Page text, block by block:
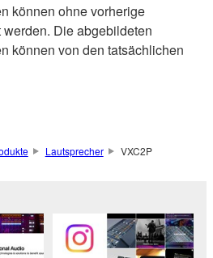
können ohne vorherige
Die abgebildeten
können von den tatsächlichen
Lautsprecher VXC2P